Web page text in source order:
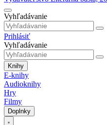
Vyhľadávanie
Prihlásiť
Vyhľadávanie
Knihy
E-knihy
Audioknihy
Hry
Filmy
Doplnky